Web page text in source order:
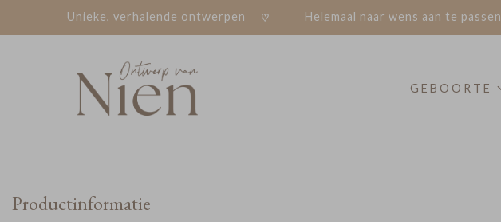
Unieke, verhalende ontwerpen Helemaal naar wens aan te passen
GEBOORTE
Productinformatie